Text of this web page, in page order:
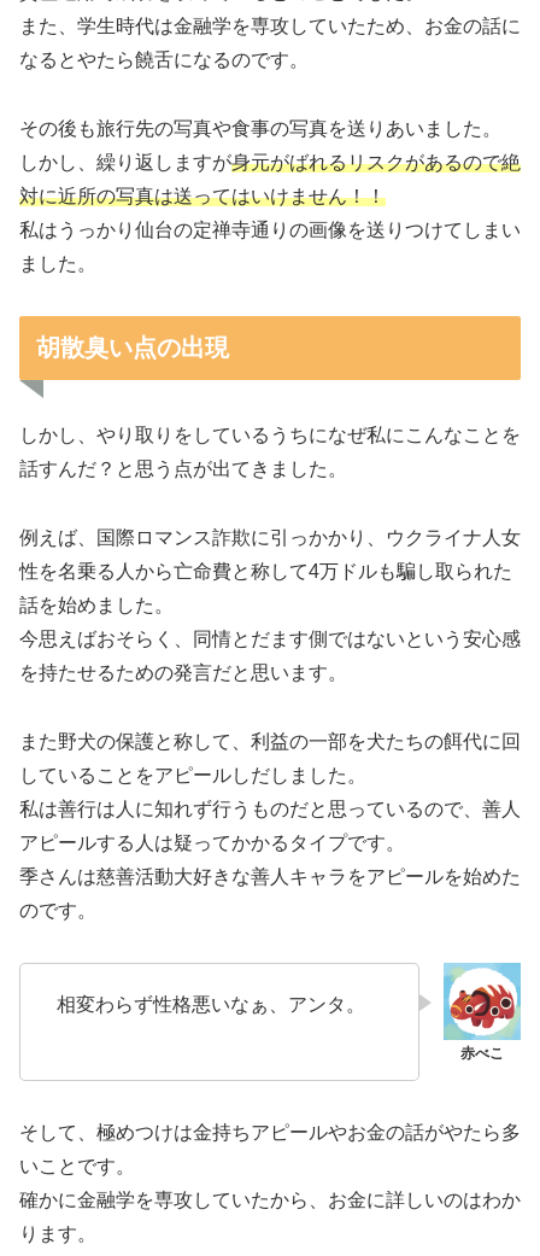
また、学生時代は金融学を専攻していたため、お金の話に
なるとやたら饒舌になるのです。
その後も旅行先の写真や食事の写真を送りあいました。
しかし、繰り返しますが身元がばれるリスクがあるので絶
対に近所の写真は送ってはいけません！！
私はうっかり仙台の定禅寺通りの画像を送りつけてしまい
ました。
胡散臭い点の出現
しかし、やり取りをしているうちになぜ私にこんなことを
話すんだ？と思う点が出てきました。
例えば、国際ロマンス詐欺に引っかかり、ウクライナ人女
性を名乗る人から亡命費と称して4万ドルも騙し取られた
話を始めました。
今思えばおそらく、同情とだます側ではないという安心感
を持たせるための発言だと思います。
また野犬の保護と称して、利益の一部を犬たちの餌代に回
していることをアピールしだしました。
私は善行は人に知れず行うものだと思っているので、善人
アピールする人は疑ってかかるタイプです。
季さんは慈善活動大好きな善人キャラをアピールを始めた
のです。
相変わらず性格悪いなぁ、アンタ。
そして、極めつけは金持ちアピールやお金の話がやたら多
いことです。
確かに金融学を専攻していたから、お金に詳しいのはわか
ります。